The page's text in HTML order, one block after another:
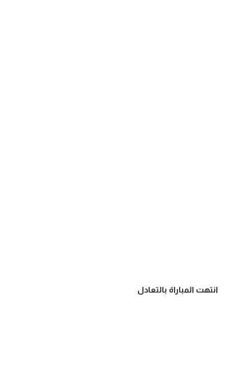
انتهت المباراة بالتعادل